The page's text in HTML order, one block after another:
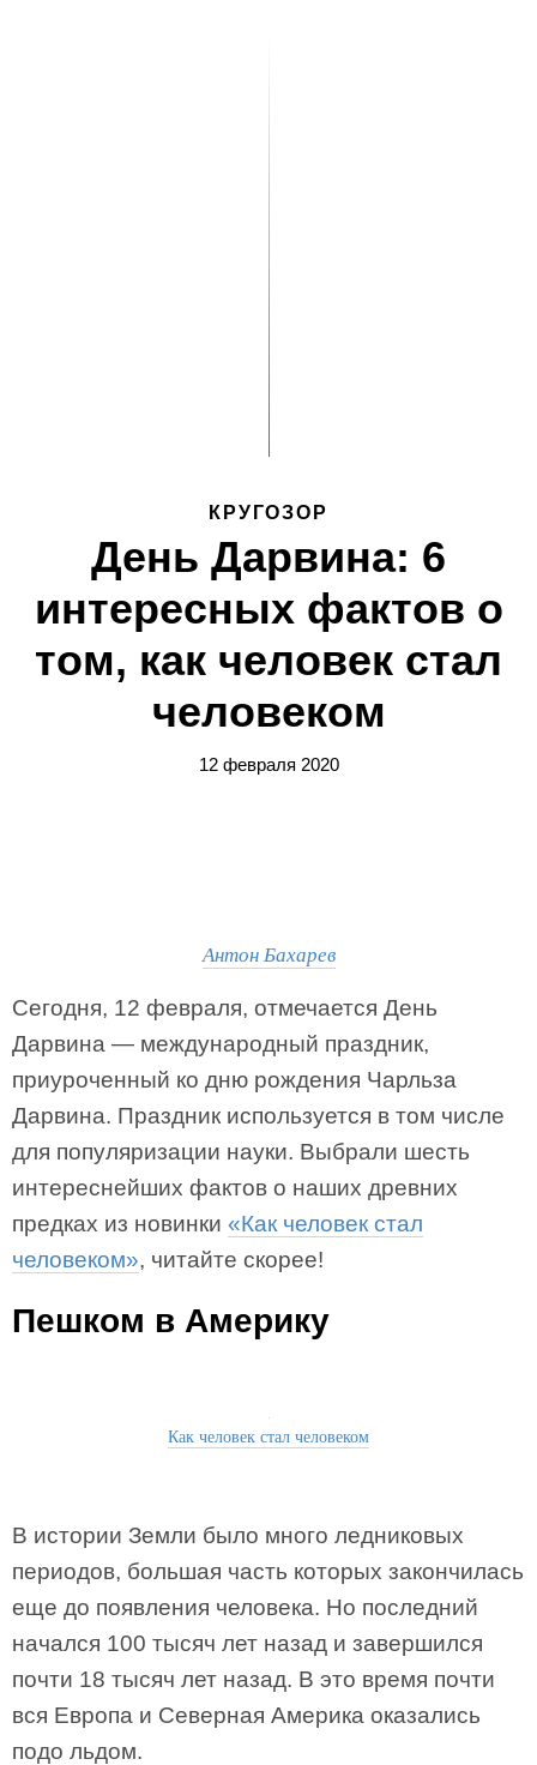
КРУГОЗОР
День Дарвина: 6
интересных фактов о
том, как человек стал
человеком
12 февраля 2020
Антон Бахарев
Сегодня, 12 февраля, отмечается День
Дарвина — международный праздник,
приуроченный ко дню рождения Чарльза
Дарвина. Праздник используется в том числе
для популяризации науки. Выбрали шесть
интереснейших фактов о наших древних
предках из новинки «Как человек стал
человеком», читайте скорее!
Пешком в Америку
Как человек стал человеком
В истории Земли было много ледниковых
периодов, большая часть которых закончилась
еще до появления человека. Но последний
начался 100 тысяч лет назад и завершился
почти 18 тысяч лет назад. В это время почти
вся Европа и Северная Америка оказались
подо льдом.